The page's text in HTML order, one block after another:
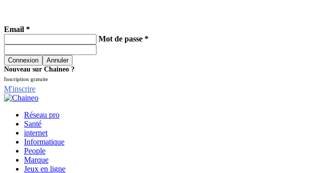
Email *
Mot de passe *
Nouveau sur Chaineo ?
Inscription gratuite
M'inscrire
Réseau pro
Santé
internet
Informatique
People
Marque
Jeux en ligne